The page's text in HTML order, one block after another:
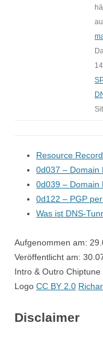
Resource
0d037 – Domain
0d039 – Domain
0d122 – PGP
Was ist DNS-
Aufgenommen am:
Veröffentlicht am:
Intro & Outro Chiptune
Logo CC BY 2.0
Disclaimer